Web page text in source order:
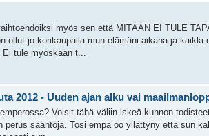
myös sen että MITÄÄN EI TULE
ollut jo korikaupalla mun elämäni aikana ja
tule myöskään t...
2012 - Uuden ajan alku vai
Voisit tähä väliin iskeä kunnon
perus sääntöjä. Tosi empä oo yllättyny että sun